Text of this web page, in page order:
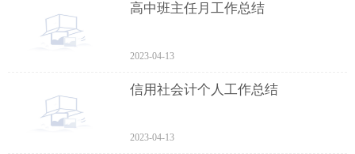
高中班主任月工作总结
2023-04-13
信用社会计个人工作总结
2023-04-13